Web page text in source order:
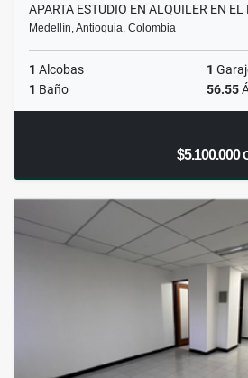
APARTA ESTUDIO EN ALQUILER EN EL
Medellín, Antioquia, Colombia
1 Alcobas 1
1 Baño 56.55
$5.100.000